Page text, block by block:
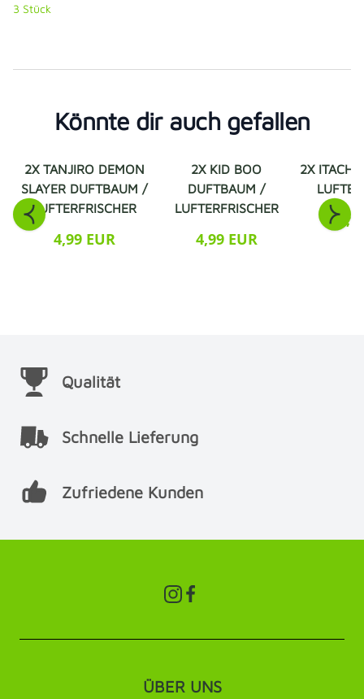
3 Stück
Könnte dir auch gefallen
2X TANJIRO DEMON
SLAYER DUFTBAUM /
LUFTERFRISCHER
4,99 EUR
2X KID BOO
DUFTBAUM /
LUFTERFRISCHER
4,99 EUR
2X ITACHI
Qualität
Schnelle Lieferung
Zufriedene Kunden
ÜBER UNS